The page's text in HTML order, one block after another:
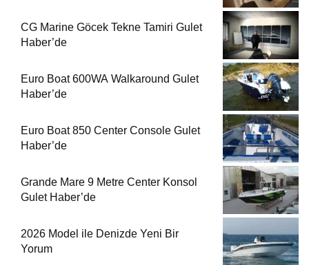
CG Marine Göcek Tekne Tamiri Gulet
Haber’de
Euro Boat 600WA Walkaround Gulet
Haber’de
Euro Boat 850 Center Console Gulet
Haber’de
Grande Mare 9 Metre Center Konsol
Gulet Haber’de
2026 Model ile Denizde Yeni Bir
Yorum